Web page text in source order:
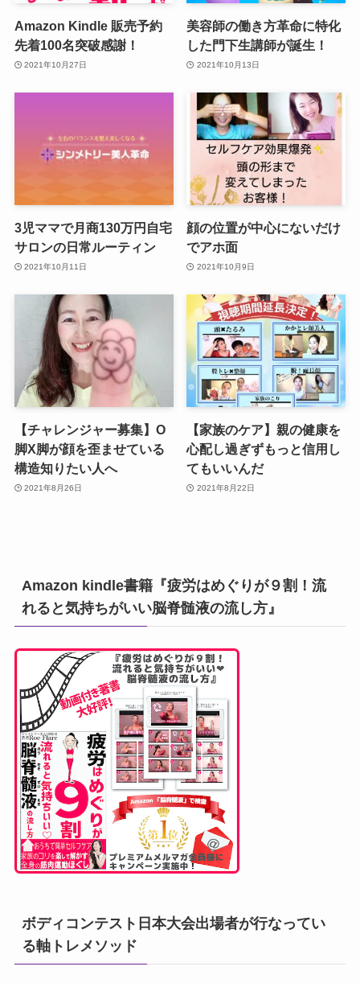
Amazon Kindle 販売予約
先着100名突破感謝！
2021年10月27日
美容師の働き方革命に特化
した門下生講師が誕生！
2021年10月13日
3児ママで月商130万円自宅
サロンの日常ルーティン
2021年10月11日
顔の位置が中心にないだけ
でアホ面
2021年10月9日
【チャレンジャー募集】O
脚X脚が顔を歪ませている
構造知りたい人へ
2021年8月26日
【家族のケア】親の健康を
心配し過ぎずもっと信用し
てもいいんだ
2021年8月22日
Amazon kindle書籍『疲労はめぐりが９割！流
れると気持ちがいい脳脊髄液の流し方』
ボディコンテスト日本大会出場者が行なってい
る軸トレメソッド